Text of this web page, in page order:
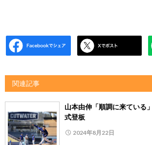
関連記事
山本由伸「順調に来ている
式登板
2024年8月22日